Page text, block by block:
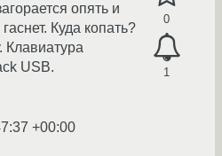
0
1
опять и
Куда копать?
Клавиатура
USB.
+00:00